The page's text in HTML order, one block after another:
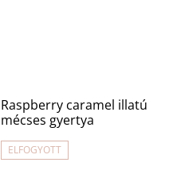
Raspberry caramel illatú
mécses gyertya
ELFOGYOTT